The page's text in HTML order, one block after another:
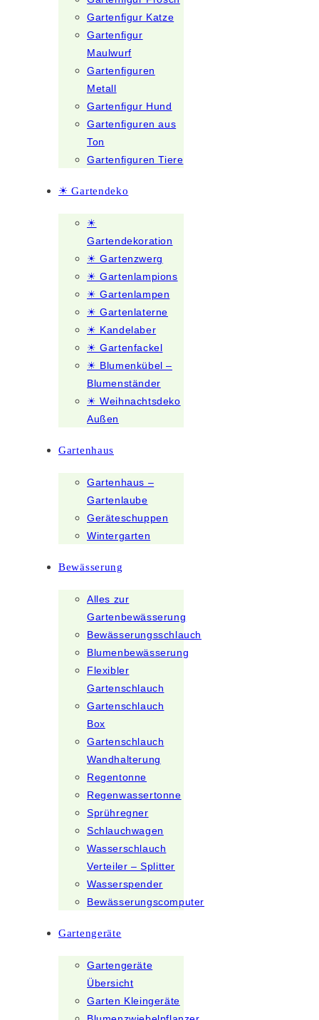
Gartenfigur Katze
Gartenfigur
Maulwurf
Gartenfiguren
Metall
Gartenfigur Hund
Gartenfiguren aus
Ton
Gartenfiguren Tiere
☀ Gartendeko
☀
Gartendekoration
☀ Gartenzwerg
☀ Gartenlampions
☀ Gartenlampen
☀ Gartenlaterne
☀ Kandelaber
☀ Gartenfackel
☀ Blumenkübel –
Blumenständer
☀ Weihnachtsdeko
Außen
Gartenhaus
Gartenhaus –
Gartenlaube
Geräteschuppen
Wintergarten
Bewässerung
Alles zur
Gartenbewässerung
Bewässerungsschlauch
Blumenbewässerung
Flexibler
Gartenschlauch
Gartenschlauch
Box
Gartenschlauch
Wandhalterung
Regentonne
Regenwassertonne
Sprühregner
Schlauchwagen
Wasserschlauch
Verteiler – Splitter
Wasserspender
Bewässerungscomputer
Gartengeräte
Gartengeräte
Übersicht
Garten Kleingeräte